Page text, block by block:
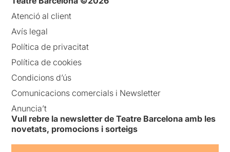
Atenció al client
Avís legal
Política de privacitat
Política de cookies
Condicions d’ús
Comunicacions comercials i Newsletter
Anuncia’t
Vull rebre la newsletter de Teatre Barcelona amb les
novetats, promocions i sorteigs